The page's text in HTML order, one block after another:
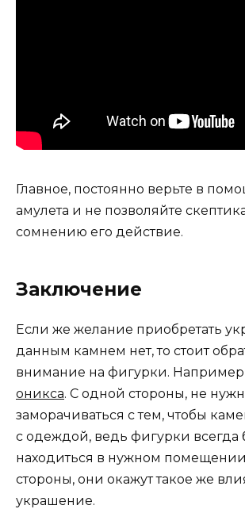
Главное, постоянно верьте в
амулета и не позволяйте
сомнению его действие.
Заключение
Если же желание приобретать
данным камнем нет, то стоит
внимание на фигурки.
оникса. С одной стороны, не
заморачиваться с тем, чтобы
с одеждой, ведь фигурки всегда
находиться в нужном
стороны, они окажут такое же
украшение.